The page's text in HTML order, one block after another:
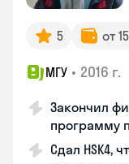
5 от
МГУ • 2016 г.
Закончил
программу
Сдал HSK4,